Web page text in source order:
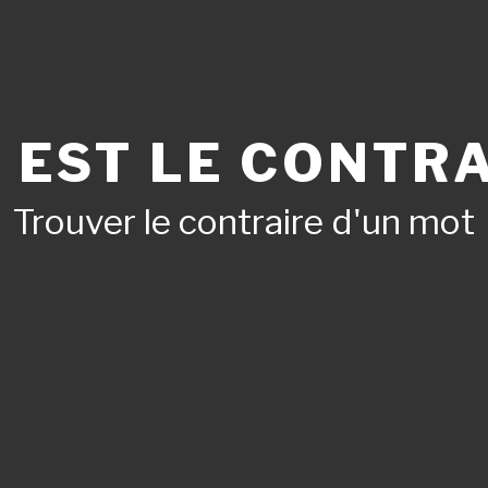
EST LE
Trouver le contraire d'un mot